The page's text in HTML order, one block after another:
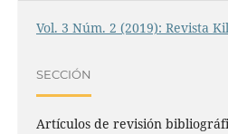
Vol. 3 Núm. 2 (2019): Revista
SECCIÓN
Artículos de revisión